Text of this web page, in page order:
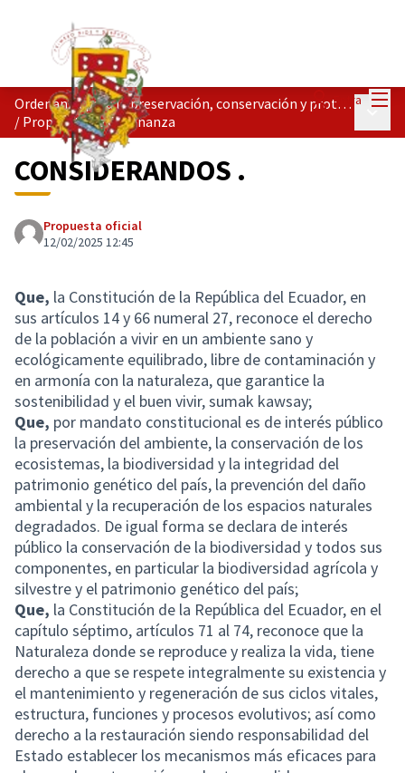
Entra
Ordenanza para la preservación, conservación y protección de la biodiversidad del cantón Cuenca.
/ Propuesta de Ordenanza
CONSIDERANDOS .
Propuesta oficial
12/02/2025 12:45
Que, la Constitución de la República del Ecuador, en
sus artículos 14 y 66 numeral 27, reconoce el derecho
de la población a vivir en un ambiente sano y
ecológicamente equilibrado, libre de contaminación y
en armonía con la naturaleza, que garantice la
sostenibilidad y el buen vivir, sumak kawsay;
Que, por mandato constitucional es de interés público
la preservación del ambiente, la conservación de los
ecosistemas, la biodiversidad y la integridad del
patrimonio genético del país, la prevención del daño
ambiental y la recuperación de los espacios naturales
degradados. De igual forma se declara de interés
público la conservación de la biodiversidad y todos sus
componentes, en particular la biodiversidad agrícola y
silvestre y el patrimonio genético del país;
Que, la Constitución de la República del Ecuador, en el
capítulo séptimo, artículos 71 al 74, reconoce que la
Naturaleza donde se reproduce y realiza la vida, tiene
derecho a que se respete integralmente su existencia y
el mantenimiento y regeneración de sus ciclos vitales,
estructura, funciones y procesos evolutivos; así como
derecho a la restauración siendo responsabilidad del
Estado establecer los mecanismos más eficaces para